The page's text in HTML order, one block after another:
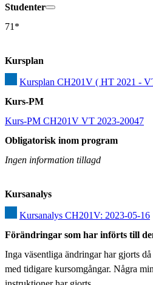
Studenter
71*
Kursplan
Kursplan CH201V ( HT 2021 -
Kurs-PM
Kurs-PM CH201V VT 2023-20047
Obligatorisk inom program
Ingen information tillagd
Kursanalys
Kursanalys CH201V: 2023-05-16
Förändringar som har införts till
Inga väsentliga ändringar har gjorts
med tidigare kursomgångar. Några